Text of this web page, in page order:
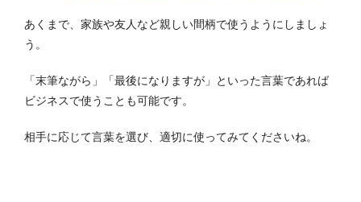
あくまで、家族や友人など親しい間柄で使うようにしましょ
う。
「末筆ながら」「最後になりますが」といった言葉であれば
ビジネスで使うことも可能です。
相手に応じて言葉を選び、適切に使ってみてくださいね。